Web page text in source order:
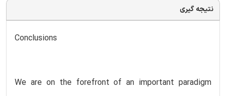
نتیجه گیری
Conclusions
We are on the forefront of an important paradigm